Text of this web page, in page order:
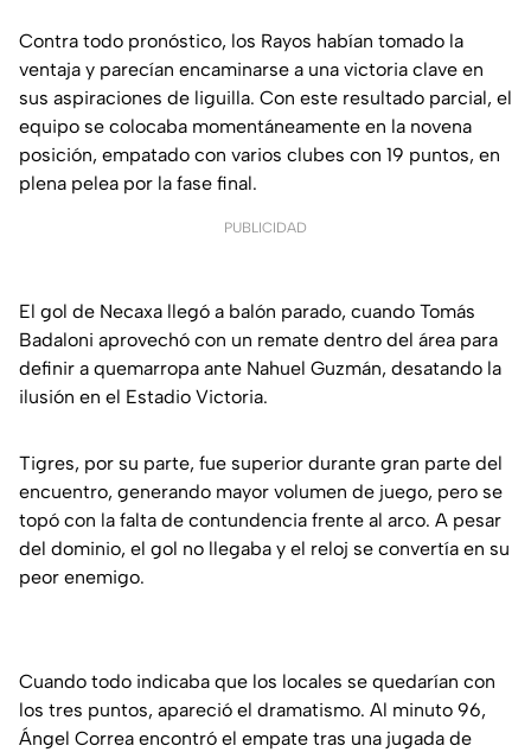
Contra todo pronóstico, los Rayos habían tomado la
ventaja y parecían encaminarse a una victoria clave en
sus aspiraciones de liguilla. Con este resultado parcial, el
equipo se colocaba momentáneamente en la novena
posición, empatado con varios clubes con 19 puntos, en
plena pelea por la fase final.
PUBLICIDAD
El gol de Necaxa llegó a balón parado, cuando Tomás
Badaloni aprovechó con un remate dentro del área para
definir a quemarropa ante Nahuel Guzmán, desatando la
ilusión en el Estadio Victoria.
Tigres, por su parte, fue superior durante gran parte del
encuentro, generando mayor volumen de juego, pero se
topó con la falta de contundencia frente al arco. A pesar
del dominio, el gol no llegaba y el reloj se convertía en su
peor enemigo.
Cuando todo indicaba que los locales se quedarían con
los tres puntos, apareció el dramatismo. Al minuto 96,
Ángel Correa encontró el empate tras una jugada de